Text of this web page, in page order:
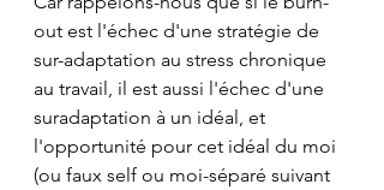
out est l'échec d'une stratégie de
sur-adaptation au stress chronique
au travail, il est aussi l'échec d'une
suradaptation à un idéal, et
l'opportunité pour cet idéal du moi
(ou faux self ou moi-séparé suivant